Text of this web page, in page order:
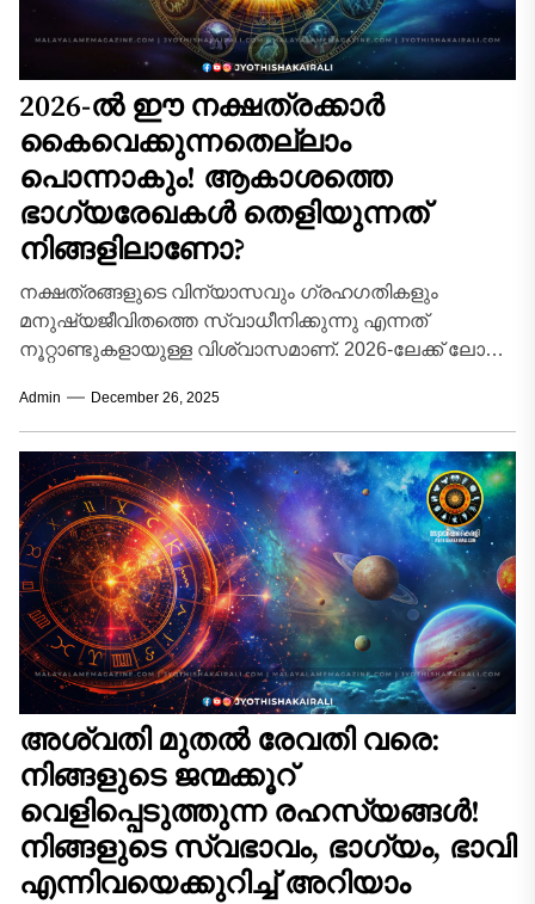
2026-ൽ ഈ നക്ഷത്രക്കാർ
കൈവെക്കുന്നതെല്ലാം
പൊന്നാകും! ആകാശത്തെ
ഭാഗ്യരേഖകൾ തെളിയുന്നത്
നിങ്ങളിലാണോ?
നക്ഷത്രങ്ങളുടെ വിന്യാസവും ഗ്രഹഗതികളും
മനുഷ്യജീവിതത്തെ സ്വാധീനിക്കുന്നു എന്നത്
നൂറ്റാണ്ടുകളായുള്ള വിശ്വാസമാണ്. 2026-ലേക്ക് ലോകം
ശുഭസൂചനകൾ ചിലർക്ക് ഭാഗ്യത്തിന്റെ വാതിലുകൾ
തുറക്കുമെന്നാണ് ജ്യോതിഷം പ്രവചിക്കുന്നത്....
Admin December 26, 2025
അശ്വതി മുതൽ രേവതി വരെ:
നിങ്ങളുടെ ജന്മക്കൂറ്
വെളിപ്പെടുത്തുന്ന രഹസ്യങ്ങൾ!
നിങ്ങളുടെ സ്വഭാവം, ഭാഗ്യം, ഭാവി
എന്നിവയെക്കുറിച്ച് അറിയാം